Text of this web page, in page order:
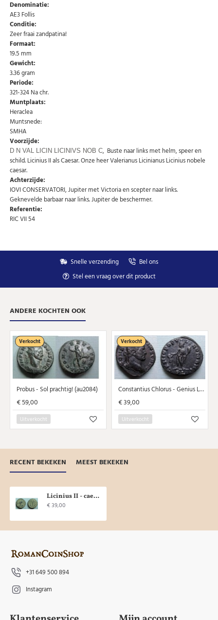
Schrijf u in voor onze gratis nieuwsbrief en ontvang
speciale aanbiedingen.
Denominatie:
AE3 Follis
Conditie:
Zeer fraai zandpatina!
Formaat:
19.5 mm
Gewicht:
3.36 gram
Periode:
321-324 Na chr.
Muntplaats:
Heraclea
Muntsnede:
SMHA
Voorzijde:
D N VAL LICIN LICINIVS NOB C, Buste naar links met helm, speer en
schild. Licinius II als Caesar. Onze heer Valerianus Licinianus Licinius nobele
caesar.
Achterzijde:
IOVI CONSERVATORI, Jupiter met Victoria en scepter naar links.
Geknevelde barbaar naar links. Jupiter de beschermer.
Referentie:
RIC VII 54
Snelle verzending
Bel ons
Stel een vraag over dit product
ANDERE KOCHTEN OOK
Verkocht
Probus - Sol prachtig! (au2084)
€ 59,00
Uitverkocht
Verkocht
Constantius Chlorus - Genius Lyon (au2071)
€ 39,00
Uitverkocht
RECENT BEKEKEN MEEST BEKEKEN
Licinius II - caesar met hem, schild en speer! (AU2053)
€ 39,00
+31 649 500 894
Instagram